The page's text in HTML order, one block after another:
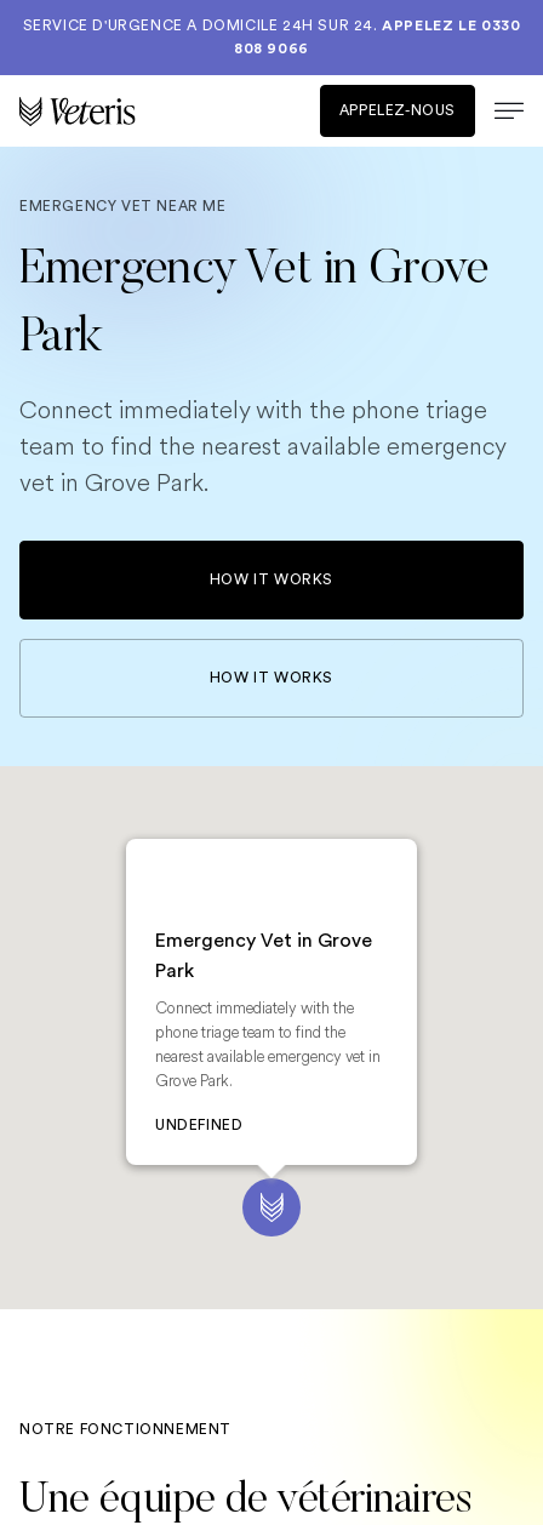
SERVICE D'URGENCE A DOMICILE 24H SUR 24.APPELEZ LE 0330
808 9066
APPELEZ-NOUS
EMERGENCY VET NEAR ME
Emergency Vet in Grove
Park
Connect immediately with the phone triage
team to find the nearest available emergency
vet in Grove Park.
HOW IT WORKS
HOW IT WORKS
Emergency Vet in Grove
Park
Connect immediately with the
phone triage team to find the
nearest available emergency vet in
Grove Park.
UNDEFINED
NOTRE FONCTIONNEMENT
Une équipe de vétérinaires